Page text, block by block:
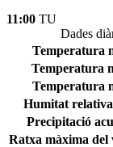
11:00 TU
Dades
Temperatura
Temperatura
Temperatura
Humitat
Precipitació
Ratxa màxima del